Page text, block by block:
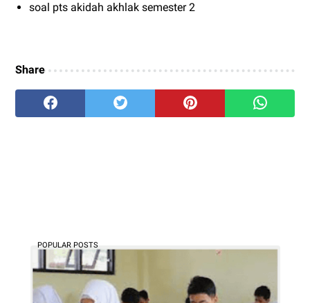
soal pts akidah akhlak semester 2
Share
POPULAR POSTS